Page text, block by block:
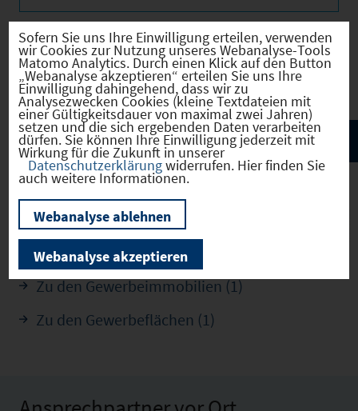
Kommunale Infrastruktur
Arnstein(09677114)
Zu den Gewerbeimmobilien (1)
Zu den Gewerbeflächen (1)
Sofern Sie uns Ihre Einwilligung erteilen, verwenden
wir Cookies zur Nutzung unseres Webanalyse-Tools
Matomo Analytics. Durch einen Klick auf den Button
„Webanalyse akzeptieren“ erteilen Sie uns Ihre
Einwilligung dahingehend, dass wir zu
Analysezwecken Cookies (kleine Textdateien mit
einer Gültigkeitsdauer von maximal zwei Jahren)
setzen und die sich ergebenden Daten verarbeiten
dürfen. Sie können Ihre Einwilligung jederzeit mit
Wirkung für die Zukunft in unserer
Datenschutzerklärungwiderrufen. Hier finden Sie
auch weitere Informationen.
Webanalyse ablehnen
Webanalyse akzeptieren